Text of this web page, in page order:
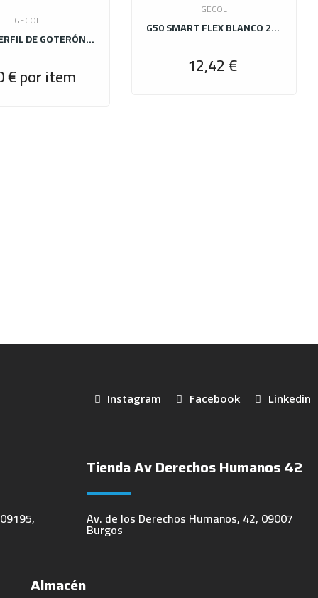
GECOL
GECOL PERFIL DE GOTERÓN CON MALLA DE PVC 2,5 Ml
€por item
GECOL
G50 SMART FLEX BLANCO 25KG C2TES1
12,42 €
Instagram Facebook Linkedin
Tienda Av Derechos Humanos 42
Av. de los Derechos Humanos, 42, 09007
Burgos
Almacén